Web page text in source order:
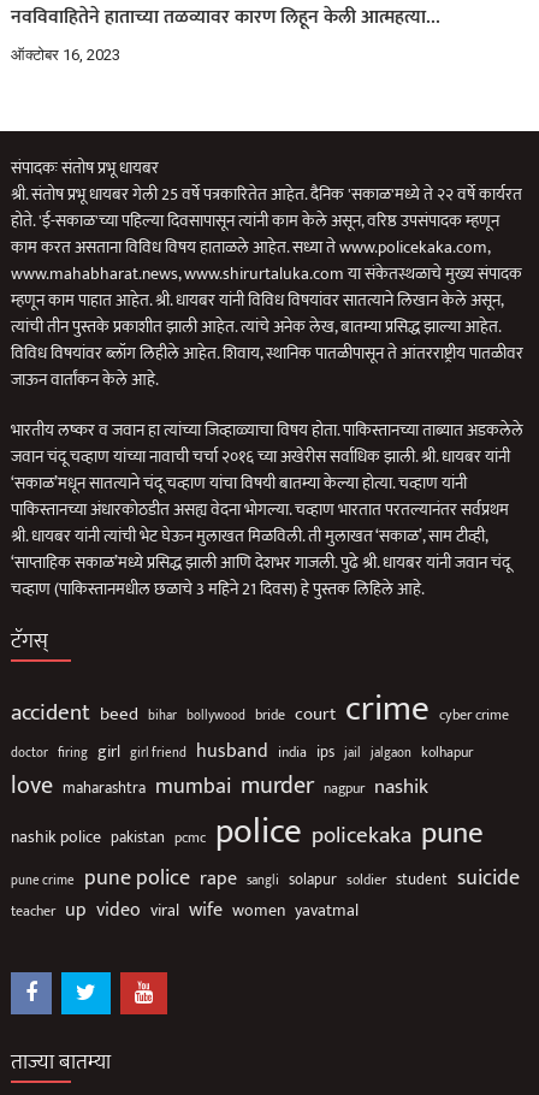
नवविवाहितेने हाताच्या तळव्यावर कारण लिहून केली आत्महत्या…
ऑक्टोबर 16, 2023
संपादकः संतोष प्रभू धायबर
श्री. संतोष प्रभू धायबर गेली 25 वर्षे पत्रकारितेत आहेत. दैनिक 'सकाळ'मध्ये ते २२ वर्षे कार्यरत
होते. 'ई-सकाळ'च्या पहिल्या दिवसापासून त्यांनी काम केले असून, वरिष्ठ उपसंपादक म्हणून
काम करत असताना विविध विषय हाताळले आहेत. सध्या ते www.policekaka.com,
www.mahabharat.news, www.shirurtaluka.com या संकेतस्थळाचे मुख्य संपादक
म्हणून काम पाहात आहेत. श्री. धायबर यांनी विविध विषयांवर सातत्याने लिखान केले असून,
त्यांची तीन पुस्तके प्रकाशीत झाली आहेत. त्यांचे अनेक लेख, बातम्या प्रसिद्ध झाल्या आहेत.
विविध विषयांवर ब्लॉग लिहीले आहेत. शिवाय, स्थानिक पातळीपासून ते आंतरराष्ट्रीय पातळीवर
जाऊन वार्तांकन केले आहे.
भारतीय लष्कर व जवान हा त्यांच्या जिव्हाळ्याचा विषय होता. पाकिस्तानच्या ताब्यात अडकलेले
जवान चंदू चव्हाण यांच्या नावाची चर्चा २०१६ च्या अखेरीस सर्वाधिक झाली. श्री. धायबर यांनी
‘सकाळ’मधून सातत्याने चंदू चव्हाण यांचा विषयी बातम्या केल्या होत्या. चव्हाण यांनी
पाकिस्तानच्या अंधारकोठडीत असह्य वेदना भोगल्या. चव्हाण भारतात परतल्यानंतर सर्वप्रथम
श्री. धायबर यांनी त्यांची भेट घेऊन मुलाखत मिळविली. ती मुलाखत ‘सकाळ’, साम टीव्ही,
‘साप्ताहिक सकाळ’मध्ये प्रसिद्ध झाली आणि देशभर गाजली. पुढे श्री. धायबर यांनी जवान चंदू
चव्हाण (पाकिस्तानमधील छळाचे 3 महिने 21 दिवस) हे पुस्तक लिहिले आहे.
टॅगस्
accident beed bihar bollywood bride court crime cyber crime
doctor firing girl girl friend husband india ips jail jalgaon kolhapur
love maharashtra mumbai murder nagpur nashik
nashik police pakistan pcmc police policekaka pune
pune crime pune police rape sangli solapur soldier student suicide
teacher up video viral wife women yavatmal
ताज्या बातम्या